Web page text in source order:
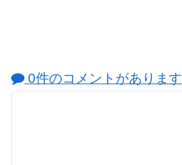
0件のコメントがあります